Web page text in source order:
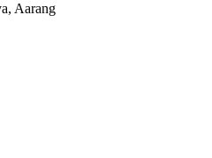
Aarang